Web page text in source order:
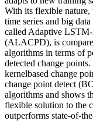
With its flexible
time series and big
called Adaptive
(ALACPD), is
algorithms in terms of
detected change
kernelbased change
change point detect
algorithms and shows
flexible solution to the
outperforms state-of-